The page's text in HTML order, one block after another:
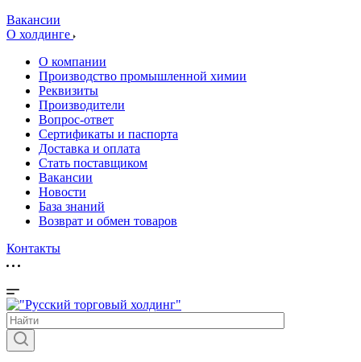
Вакансии
О холдинге
О компании
Производство промышленной химии
Реквизиты
Производители
Вопрос-ответ
Сертификаты и паспорта
Доставка и оплата
Стать поставщиком
Вакансии
Новости
База знаний
Возврат и обмен товаров
Контакты